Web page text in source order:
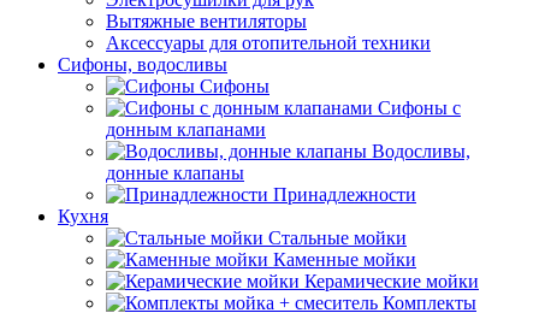
Вытяжные вентиляторы
Аксессуары для отопительной техники
Сифоны, водосливы
Сифоны
Сифоны с
донным клапанами
Водосливы,
донные клапаны
Принадлежности
Кухня
Стальные мойки
Каменные мойки
Керамические мойки
Комплекты